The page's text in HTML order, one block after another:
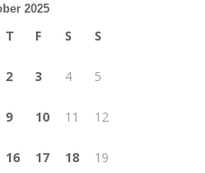
2025
T F S S
2 3 4 5
9 10 11 12
16 17 18 19